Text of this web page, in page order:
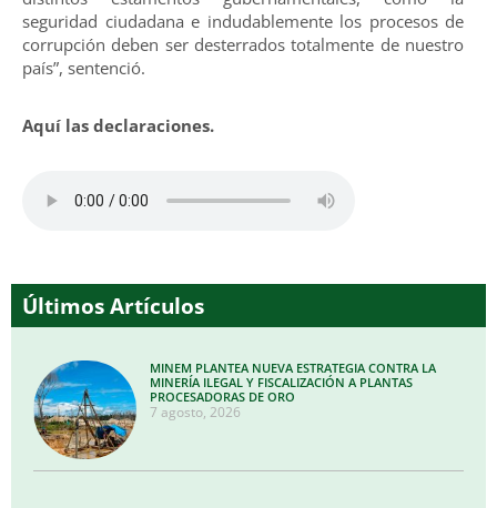
seguridad ciudadana e indudablemente los procesos de
corrupción deben ser desterrados totalmente de nuestro
país”, sentenció.
Aquí las declaraciones.
Últimos Artículos
MINEM PLANTEA NUEVA ESTRATEGIA CONTRA LA
MINERÍA ILEGAL Y FISCALIZACIÓN A PLANTAS
PROCESADORAS DE ORO
7 agosto, 2026